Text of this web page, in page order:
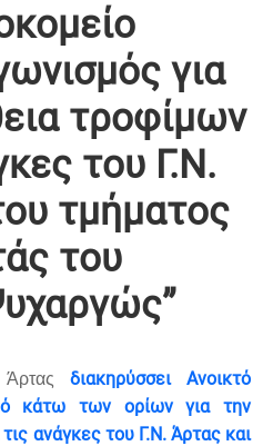
για
τροφίμων
του Γ.Ν.
τμήματος
του
διακηρύσσει Ανοικτό
κάτω των ορίων για την
ανάγκες του Γ.Ν. Άρτας και